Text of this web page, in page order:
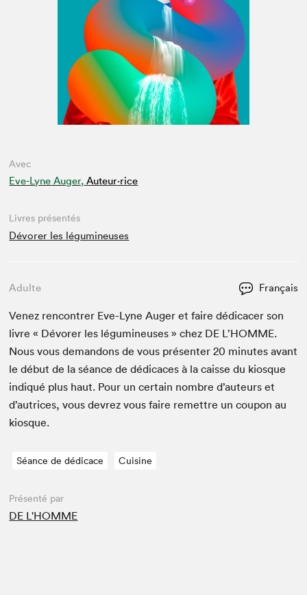
Avec
Eve-Lyne Auger, Auteur·rice
Livres présentés
Dévorer les légumineuses
Adulte Français
Venez ren­con­tr­er Eve-Lyne Auger et faire dédi­cac­er son
livre « Dévor­er les légu­mineuses » chez DE L’HOMME.
Nous vous deman­dons de vous présen­ter20 min­utes avant
le début de la séance de dédi­caces à la caisse du kiosque
indiqué plus haut. Pour un cer­tain nom­bre d’auteurs et
d’autrices, vous devrez vous faire remet­tre un coupon au
kiosque.
Séance de dédicace Cuisine
Présenté par
DE L'HOMME